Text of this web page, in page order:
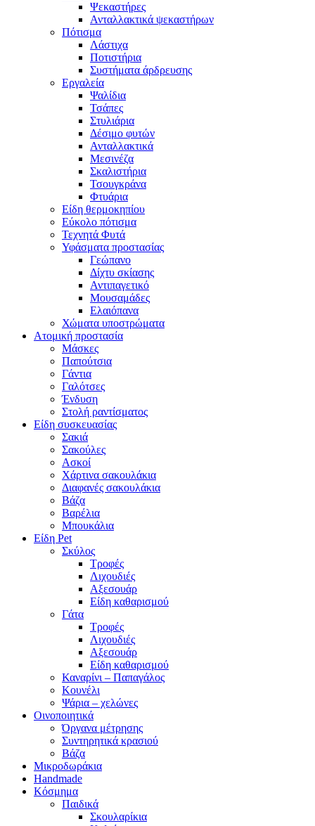
Ψεκαστήρες
Ανταλλακτικά ψεκαστήρων
Πότισμα
Λάστιχα
Ποτιστήρια
Συστήματα άρδρευσης
Εργαλεία
Ψαλίδια
Τσάπες
Στυλιάρια
Δέσιμο φυτών
Ανταλλακτικά
Μεσινέζα
Σκαλιστήρια
Τσουγκράνα
Φτυάρια
Είδη θερμοκηπίου
Εύκολο πότισμα
Τεχνητά Φυτά
Υφάσματα προστασίας
Γεώπανο
Δίχτυ σκίασης
Αντιπαγετικό
Μουσαμάδες
Ελαιόπανα
Χώματα υποστρώματα
Ατομική προστασία
Μάσκες
Παπούτσια
Γάντια
Γαλότσες
Ένδυση
Στολή ραντίσματος
Είδη συσκευασίας
Σακιά
Σακούλες
Ασκοί
Χάρτινα σακουλάκια
Διαφανές σακουλάκια
Βάζα
Βαρέλια
Μπουκάλια
Είδη Pet
Σκύλος
Τροφές
Λιχουδιές
Αξεσουάρ
Είδη καθαρισμού
Γάτα
Τροφές
Λιχουδιές
Αξεσουάρ
Είδη καθαρισμού
Καναρίνι – Παπαγάλος
Κουνέλι
Ψάρια – χελώνες
Οινοποιητικά
Όργανα μέτρησης
Συντηρητικά κρασιού
Βάζα
Μικροδωράκια
Handmade
Κόσμημα
Παιδικά
Σκουλαρίκια